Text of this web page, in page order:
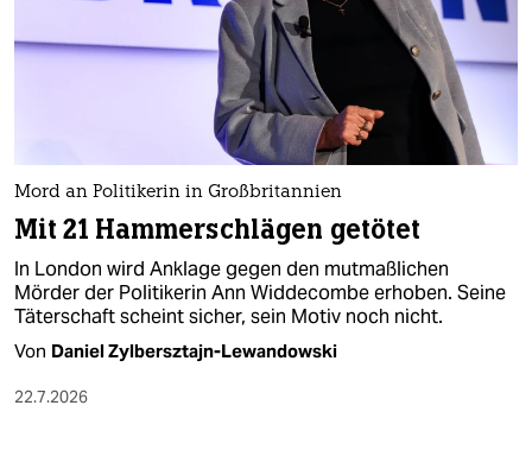
Mord an Politikerin in Großbritannien
Mit 21 Hammerschlägen getötet
In London wird Anklage gegen den mutmaßlichen
Mörder der Politikerin Ann Widdecombe erhoben. Seine
Täterschaft scheint sicher, sein Motiv noch nicht.
Von Daniel Zylbersztajn-Lewandowski
22.7.2026